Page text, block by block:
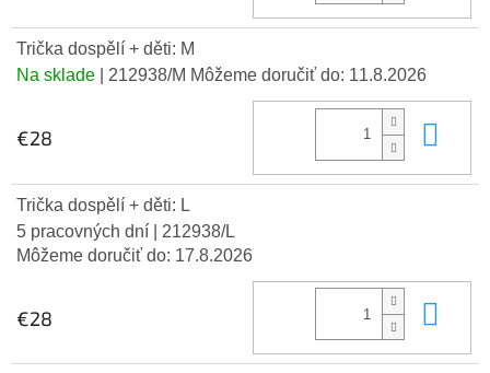
Trička dospělí + děti: M
Na sklade
| 212938/M Môžeme doručiť do: 11.8.2026
€28
Trička dospělí + děti: L
5 pracovných dní
| 212938/L
Môžeme doručiť do: 17.8.2026
€28